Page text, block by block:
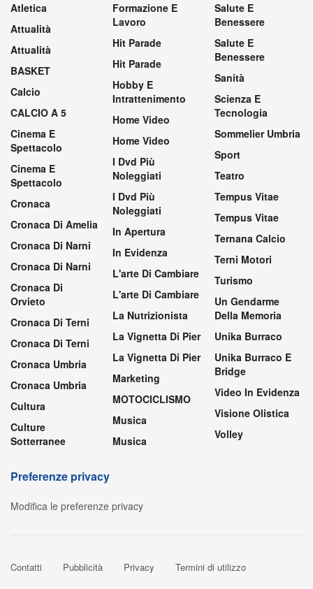
Atletica
Attualità
Attualità
BASKET
Calcio
CALCIO A 5
Cinema E
Spettacolo
Cinema E
Spettacolo
Cronaca
Cronaca Di Amelia
Cronaca Di Narni
Cronaca Di Narni
Cronaca Di
Orvieto
Cronaca Di Terni
Cronaca Di Terni
Cronaca Umbria
Cronaca Umbria
Cultura
Culture
Sotterranee
Formazione E
Lavoro
Hit Parade
Hit Parade
Hobby E
Intrattenimento
Home Video
Home Video
I Dvd Più
Noleggiati
I Dvd Più
Noleggiati
In Apertura
In Evidenza
L'arte Di Cambiare
L'arte Di Cambiare
La Nutrizionista
La Vignetta Di Pier
La Vignetta Di Pier
Marketing
MOTOCICLISMO
Musica
Musica
Salute E
Benessere
Salute E
Benessere
Sanità
Scienza E
Tecnologia
Sommelier Umbria
Sport
Teatro
Tempus Vitae
Tempus Vitae
Ternana Calcio
Terni Motori
Turismo
Un Gendarme
Della Memoria
Unika Burraco
Unika Burraco E
Bridge
Video In Evidenza
Visione Olistica
Volley
Preferenze privacy
Modifica le preferenze privacy
Contatti Pubblicità Privacy Termini di utilizzo